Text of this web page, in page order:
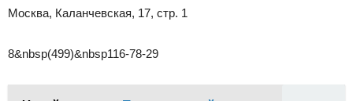
Москва, Каланчевская, 17, стр. 1
8&nbsp(499)&nbsp116-78-29